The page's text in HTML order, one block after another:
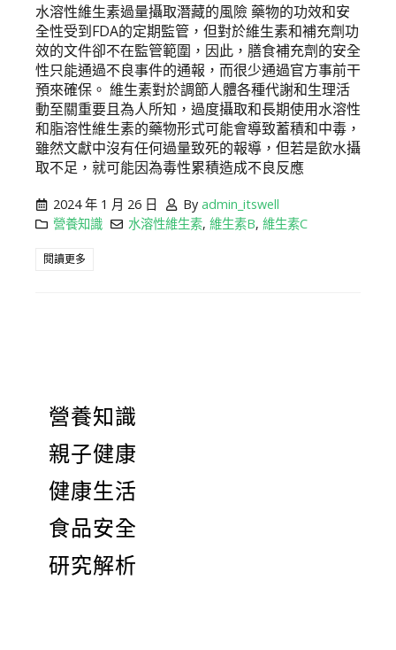
水溶性維生素過量攝取潛藏的風險 藥物的功效和安
全性受到FDA的定期監管，但對於維生素和補充劑功
效的文件卻不在監管範圍，因此，膳食補充劑的安全
性只能通過不良事件的通報，而很少通過官方事前干
預來確保。 維生素對於調節人體各種代謝和生理活
動至關重要且為人所知，過度攝取和長期使用水溶性
和脂溶性維生素的藥物形式可能會導致蓄積和中毒，
雖然文獻中沒有任何過量致死的報導，但若是飲水攝
取不足，就可能因為毒性累積造成不良反應
2024 年 1 月 26 日 By admin_itswell
營養知識
水溶性維生素, 維生素B, 維生素C
閱讀更多
營養知識
親子健康
健康生活
食品安全
研究解析